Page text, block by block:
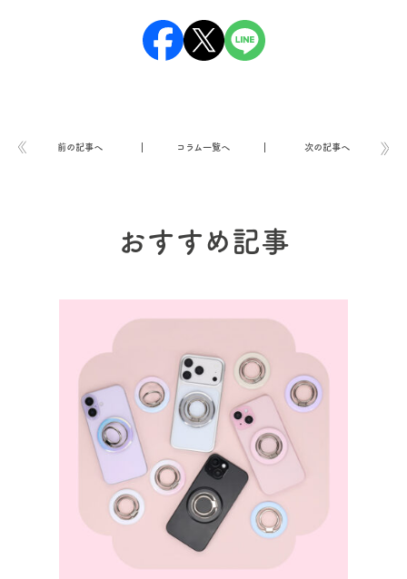
前の記事へ コラム一覧へ 次の記事へ
おすすめ記事